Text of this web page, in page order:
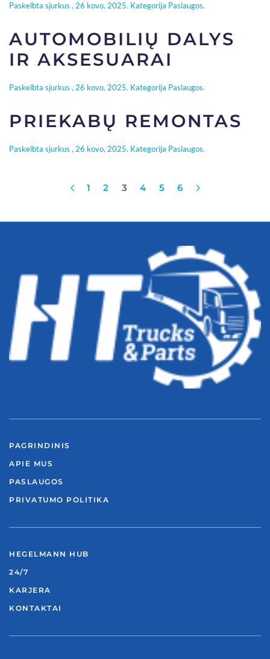
Paskelbta sjurkus , 26 kovo, 2025. Kategorija Paslaugos.
AUTOMOBILIŲ DALYS
IR AKSESUARAI
Paskelbta sjurkus , 26 kovo, 2025. Kategorija Paslaugos.
PRIEKABŲ REMONTAS
Paskelbta sjurkus , 26 kovo, 2025. Kategorija Paslaugos.
1 2 3 4 5 6
PAGRINDINIS
APIE MUS
PASLAUGOS
PRIVATUMO POLITIKA
HEGELMANN HUB
24/7
KARJERA
KONTAKTAI